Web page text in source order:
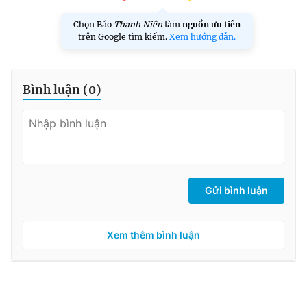
Chọn Báo Thanh Niên làm nguồn ưu tiên
trên Google tìm kiếm. Xem hướng dẫn.
Bình luận (0)
Gửi bình luận
Xem thêm bình luận